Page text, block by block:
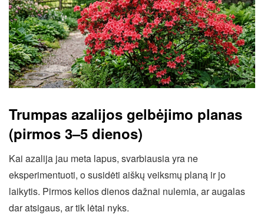
Trumpas azalijos gelbėjimo planas
(pirmos 3–5 dienos)
Kai azalija jau meta lapus, svarbiausia yra ne
eksperimentuoti, o susidėti aiškų veiksmų planą ir jo
laikytis. Pirmos kelios dienos dažnai nulemia, ar augalas
dar atsigaus, ar tik lėtai nyks.